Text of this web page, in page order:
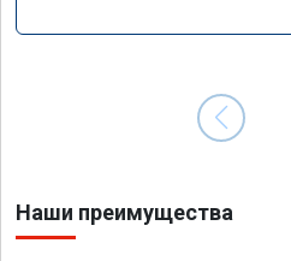
Наши преимущества